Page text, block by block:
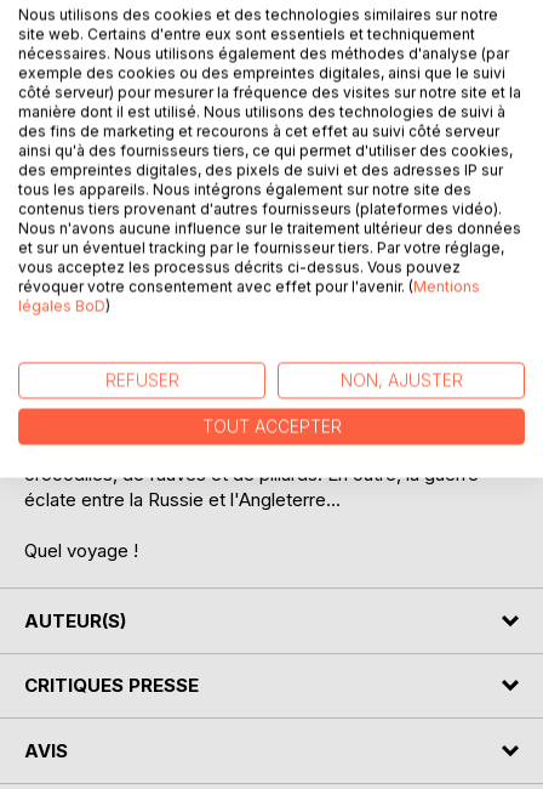
Ajouter à ma liste d'envies
Laisser un avis
DESCRIPTION
Février 1854 William Emery, jeune astronome attaché à
l'observatoire du Cap, accueille sur la rive du fleuve
et trois Russes. Les six savants devront conduire une
expédition de la plus grande utilité : mesurer un arc de
méridien en Afrique australe. Ils progressent en toute
ingénuité dans le redoutable univers africain, peuplé de
crocodiles, de fauves et de pillards. En outre, la guerre
éclate entre la Russie et l'Angleterre...
Quel voyage !
AUTEUR(S)
CRITIQUES PRESSE
AVIS
Nous utilisons des cookies et des technologies similaires sur notre
site web. Certains d'entre eux sont essentiels et techniquement
nécessaires. Nous utilisons également des méthodes d'analyse (par
exemple des cookies ou des empreintes digitales, ainsi que le suivi
côté serveur) pour mesurer la fréquence des visites sur notre site et la
manière dont il est utilisé. Nous utilisons des technologies de suivi à
des fins de marketing et recourons à cet effet au suivi côté serveur
ainsi qu'à des fournisseurs tiers, ce qui permet d'utiliser des cookies,
des empreintes digitales, des pixels de suivi et des adresses IP sur
tous les appareils. Nous intégrons également sur notre site des
contenus tiers provenant d'autres fournisseurs (plateformes vidéo).
Nous n'avons aucune influence sur le traitement ultérieur des données
et sur un éventuel tracking par le fournisseur tiers. Par votre réglage,
vous acceptez les processus décrits ci-dessus. Vous pouvez
révoquer votre consentement avec effet pour l'avenir. (Mentions
légales BoD)
REFUSER NON, AJUSTER
TOUT ACCEPTER